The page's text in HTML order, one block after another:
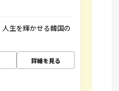
生を輝かせる韓国の
詳細を見る